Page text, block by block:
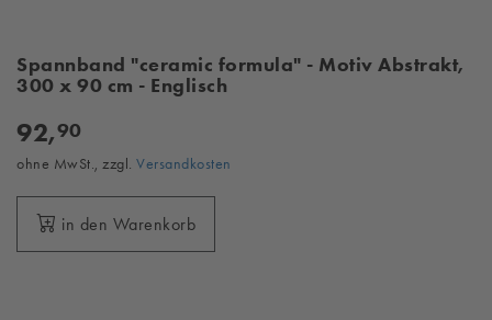
Spannband "ceramic formula" - Motiv Abstrakt,
300 x 90 cm - Englisch
92,90
ohne MwSt., zzgl. Versandkosten
in den Warenkorb